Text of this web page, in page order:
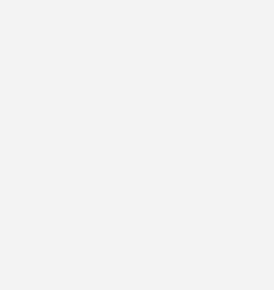
bin ich damit einverstanden, über
und eine Abmeldung ist
Umgang mit Daten finden Sie